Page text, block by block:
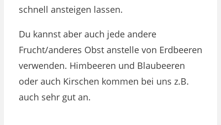
schnell ansteigen lassen.
Du kannst aber auch jede andere
Frucht/anderes Obst anstelle von Erdbeeren
verwenden. Himbeeren und Blaubeeren
oder auch Kirschen kommen bei uns z.B.
auch sehr gut an.